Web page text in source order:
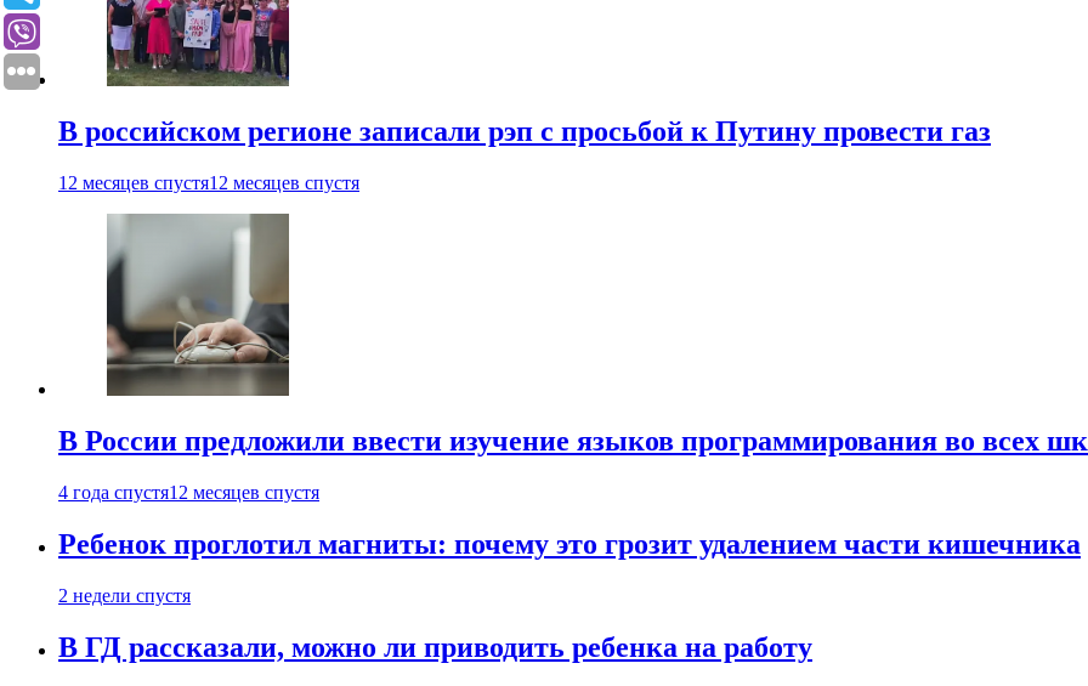
В российском регионе записали рэп с просьбой к Путину провести газ
12 месяцев спустя12 месяцев спустя
В России предложили ввести изучение языков программирования во всех
4 года спустя12 месяцев спустя
Ребенок проглотил магниты: почему это грозит удалением части кишечника
2 недели спустя
В ГД рассказали, можно ли приводить ребенка на работу